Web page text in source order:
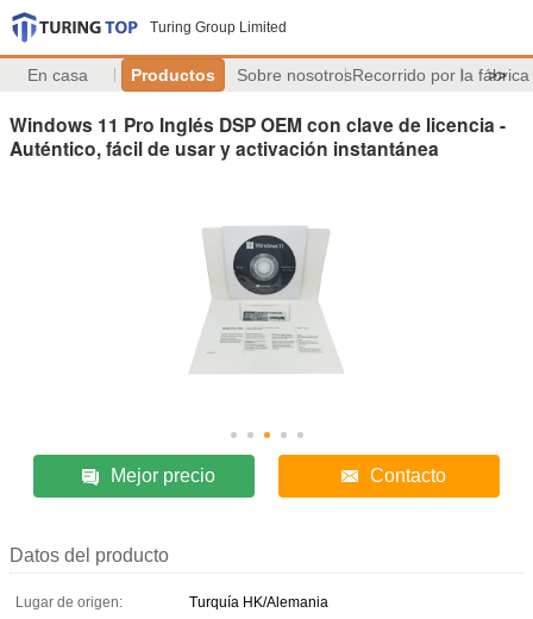
Turing Group Limited
En casa Productos Sobre nosotrosRecorrido por la fábrica
>>
Windows 11 Pro Inglés DSP OEM con clave de licencia -
Auténtico, fácil de usar y activación instantánea
Mejor precio Contacto
Datos del producto
Lugar de origen:
Turquía HK/Alemania